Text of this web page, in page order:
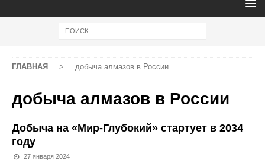
ГЛАВНАЯ > добыча алмазов в России
добыча алмазов в России
Добыча на «Мир-Глубокий» стартует в 2034
году
27 января 2024